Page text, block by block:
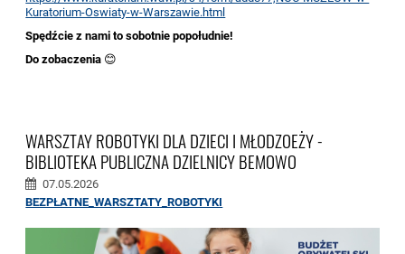
Kuratorium-Oswiaty-w-Warszawie.html
Spędźcie z nami to sobotnie popołudnie!
Do zobaczenia 😊
WARSZTAY ROBOTYKI DLA DZIECI I MŁODZOEŻY -
BIBLIOTEKA PUBLICZNA DZIELNICY BEMOWO
07.05.2026
BEZPŁATNE_WARSZTATY_ROBOTYKI